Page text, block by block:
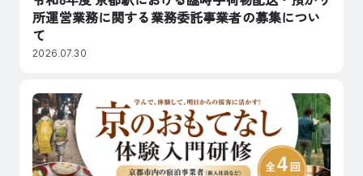
所運営業務に関する業務委託事業者の募集につい
て
2026.07.30